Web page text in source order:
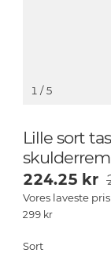
1 / 5
Lille sort
skulderrem
299 kr
224.25 kr
Vores laveste
Sort